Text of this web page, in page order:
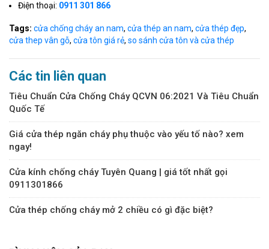
Điện thoại: 0911 301 866
Tags: cửa chống cháy an nam, cửa thép an nam, cửa thép đẹp,
cửa thep vân gỗ, cửa tôn giá rẻ, so sánh cửa tôn và cửa thép
Các tin liên quan
Tiêu Chuẩn Cửa Chống Cháy QCVN 06:2021 Và Tiêu Chuẩn
Quốc Tế
Giá cửa thép ngăn cháy phụ thuộc vào yếu tố nào? xem
ngay!
Cửa kính chống cháy Tuyên Quang | giá tốt nhất gọi
0911301866
Cửa thép chống cháy mở 2 chiều có gì đặc biệt?